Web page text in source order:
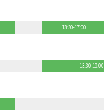
13:30-17:00
13:30-19:00